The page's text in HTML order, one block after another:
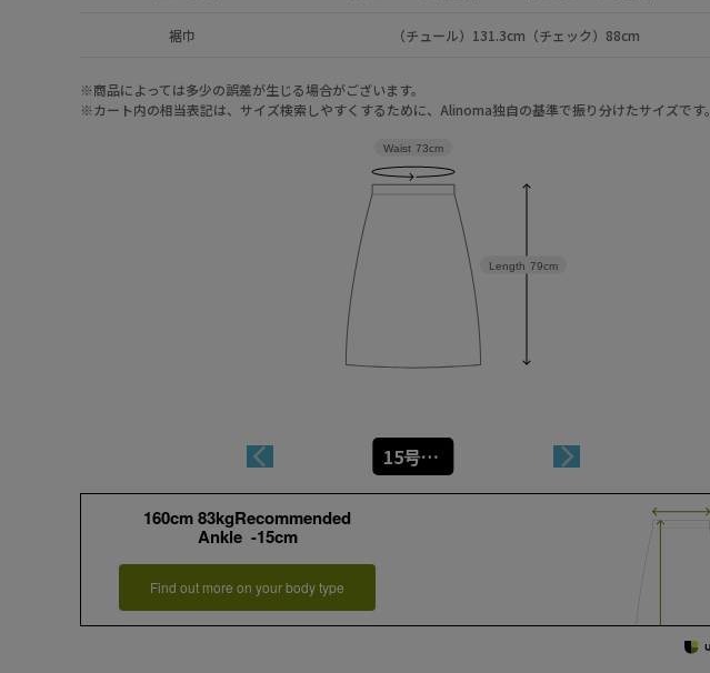
裾巾 （チュール）131.3cm（チェック）88cm
※商品によっては多少の誤差が生じる場合がございます。
※カート内の相当表記は、サイズ検索しやすくするために、Alinoma独自の基準で振り分けたサイズです。
Length 79cm
Waist 73cm
15号(3L)
160cm 83kgRecommended
Ankle -15cm
Find out more on your body type